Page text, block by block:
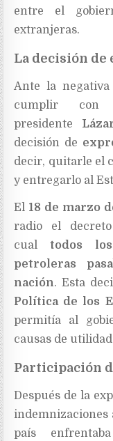
entre el
extranjeras.
La decisión
Ante la
cumplir con
presidente
decisión de
decir, quitarle el
y entregarlo al
El 18 de marzo
radio el
cualtodos
petroleras
nación. Esta
Política de los
permitía al
causas de
Participación
Después de la
indemnizaciones
país